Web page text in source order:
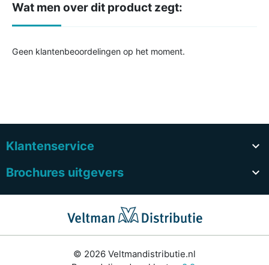
Wat men over dit product zegt:
Geen klantenbeoordelingen op het moment.
Klantenservice

Brochures uitgevers

© 2026 Veltmandistributie.nl